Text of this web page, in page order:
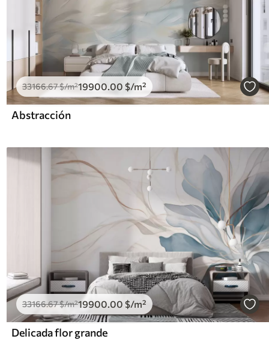
33166.67$/m²19900 .00 $/m²
Abstracción
33166.67$/m²19900.00 $/m²
Delicada flor grande